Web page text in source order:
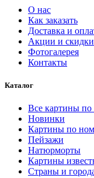
О нас
Как заказать
Доставка и
Акции и скидки
Фотогалерея
Контакты
Каталог
Все картины
Новинки
Картины по
Пейзажи
Натюрморты
Картины
Страны и